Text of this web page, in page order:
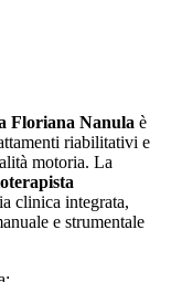
Floriana Nanula è
riabilitativi e
motoria. La
clinica integrata,
e strumentale